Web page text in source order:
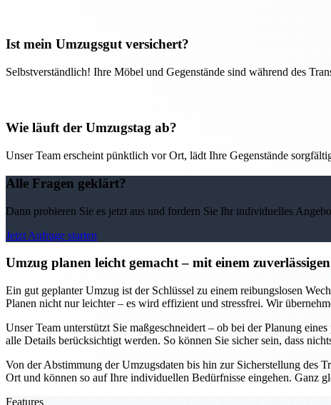
Ist mein Umzugsgut versichert?
Selbstverständlich! Ihre Möbel und Gegenstände sind während des
Wie läuft der Umzugstag ab?
Unser Team erscheint pünktlich vor Ort, lädt Ihre Gegenstände
Alle Fragen geklärt?
Dann probieren Sie es jetzt aus und fordern Sie Ihr individuelles
Jetzt Anfrage starten
Umzug planen leicht gemacht – mit einem
Ein gut geplanter Umzug ist der Schlüssel zu einem reibungslosen
Planen nicht nur leichter – es wird effizient und stressfrei. Wir
Unser Team unterstützt Sie maßgeschneidert – ob bei der Planung
alle Details berücksichtigt werden. So können Sie sicher sein, dass
Von der Abstimmung der Umzugsdaten bis hin zur Sicherstellung des
Ort und können so auf Ihre individuellen Bedürfnisse eingehen. Ganz
Features